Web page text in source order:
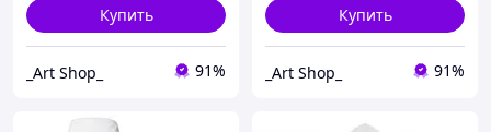
Купить
_Art Shop_ 91%
Купить
_Art Shop_ 91%